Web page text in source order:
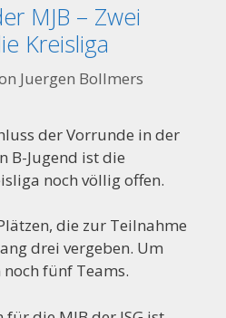
MJB – Zwei
Kreisliga
Juergen Bollmers
der Vorrunde in der
B-Jugend ist die
noch völlig offen.
die zur Teilnahme
drei vergeben. Um
fünf Teams.